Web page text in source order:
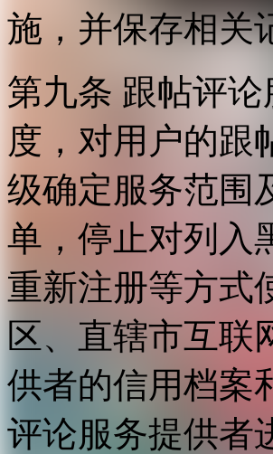
施，并保存相关
第九条 跟帖评
度，对用户的跟
级确定服务范围
单，停止对列入
重新注册等方式
区、直辖市互联
供者的信用档案
评论服务提供者